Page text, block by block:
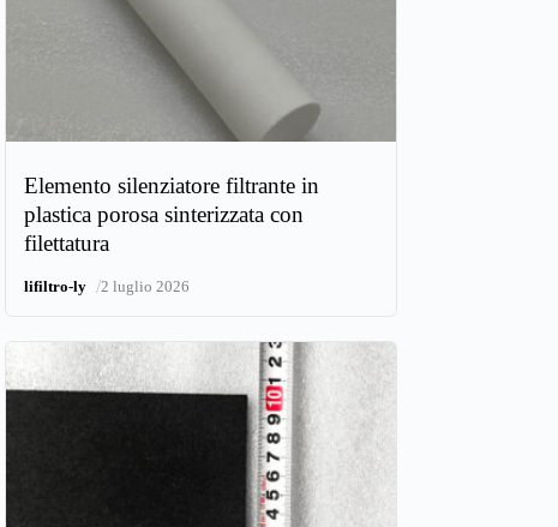
Elemento silenziatore filtrante in
plastica porosa sinterizzata con
filettatura
lifiltro-ly /2 luglio 2026